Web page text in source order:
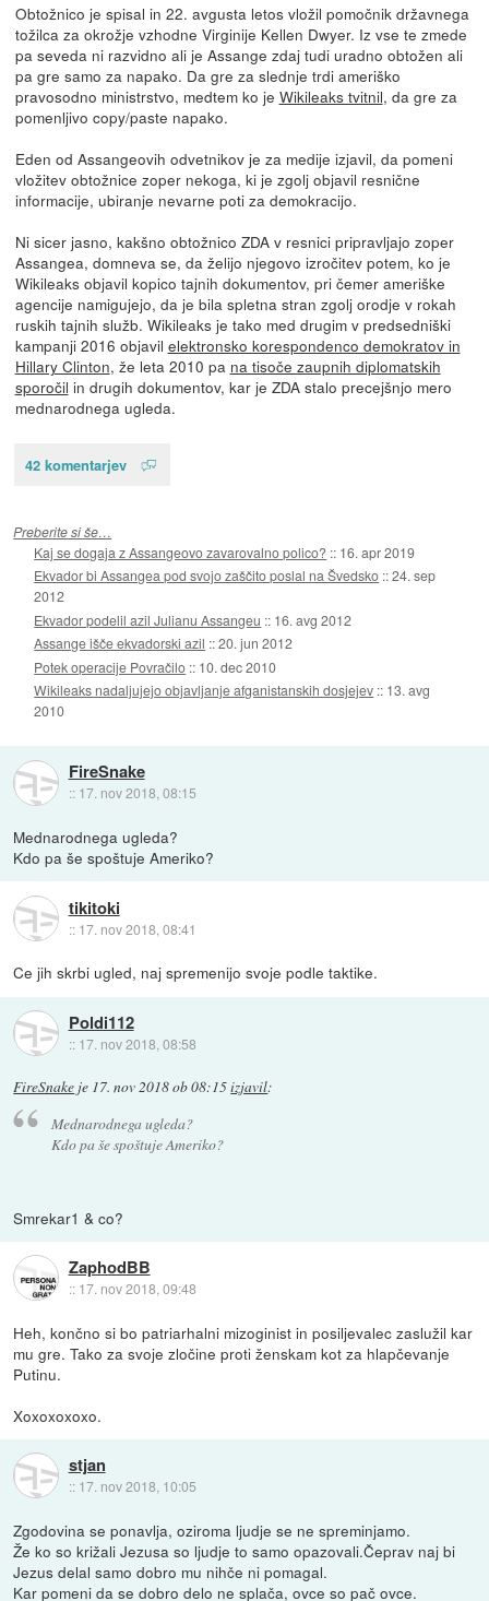
Obtožnico je spisal in 22. avgusta letos vložil pomočnik državnega
tožilca za okrožje vzhodne Virginije Kellen Dwyer. Iz vse te zmede
pa seveda ni razvidno ali je Assange zdaj tudi uradno obtožen ali
pa gre samo za napako. Da gre za slednje trdi ameriško
pravosodno ministrstvo, medtem ko je Wikileaks tvitnil, da gre za
pomenljivo copy/paste napako.
Eden od Assangeovih odvetnikov je za medije izjavil, da pomeni
vložitev obtožnice zoper nekoga, ki je zgolj objavil resnične
informacije, ubiranje nevarne poti za demokracijo.
Ni sicer jasno, kakšno obtožnico ZDA v resnici pripravljajo zoper
Assangea, domneva se, da želijo njegovo izročitev potem, ko je
Wikileaks objavil kopico tajnih dokumentov, pri čemer ameriške
agencije namigujejo, da je bila spletna stran zgolj orodje v rokah
ruskih tajnih služb. Wikileaks je tako med drugim v predsedniški
kampanji 2016 objavil elektronsko korespondenco demokratov in
Hillary Clinton, že leta 2010 pa na tisoče zaupnih diplomatskih
sporočil in drugih dokumentov, kar je ZDA stalo precejšnjo mero
mednarodnega ugleda.
42 komentarjev
Preberite si še…
Kaj se dogaja z Assangeovo zavarovalno polico? :: 16. apr 2019
Ekvador bi Assangea pod svojo zaščito poslal na Švedsko ::24. sep
2012
Ekvador podelil azil Julianu Assangeu :: 16. avg 2012
Assange išče ekvadorski azil ::20. jun 2012
Potek operacije Povračilo :: 10. dec 2010
Wikileaks nadaljujejo objavljanje afganistanskih dosjejev :: 13. avg
2010
FireSnake
:: 17. nov 2018, 08:15
Mednarodnega ugleda?
Kdo pa še spoštuje Ameriko?
tikitoki
:: 17. nov 2018, 08:41
Ce jih skrbi ugled, naj spremenijo svoje podle taktike.
Poldi112
:: 17. nov 2018, 08:58
FireSnake je 17. nov 2018 ob 08:15izjavil:
Mednarodnega ugleda?
Kdo pa še spoštuje Ameriko?
Smrekar1 & co?
ZaphodBB
:: 17. nov 2018, 09:48
Heh, končno si bo patriarhalni mizoginist in posiljevalec zaslužil kar
mu gre. Tako za svoje zločine proti ženskam kot za hlapčevanje
Putinu.
Xoxoxoxoxo.
stjan
:: 17. nov 2018, 10:05
Zgodovina se ponavlja, oziroma ljudje se ne spreminjamo.
Že ko so križali Jezusa so ljudje to samo opazovali.Čeprav naj bi
Jezus delal samo dobro mu nihče ni pomagal.
Kar pomeni da se dobro delo ne splača, ovce so pač ovce.